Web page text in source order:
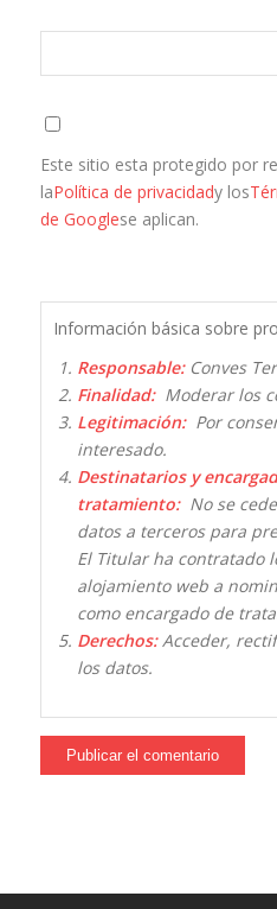
Este sitio esta protegido por
laPolítica de privacidady los
de Googlese aplican.
Información básica sobre
Responsable:Conves
Finalidad:Moderar los
Legitimación:Por
interesado.
Destinatarios y
tratamiento:No se
datos a terceros para
El Titular ha contratado
alojamiento web a
como encargado de
Derechos:Acceder,
los datos.